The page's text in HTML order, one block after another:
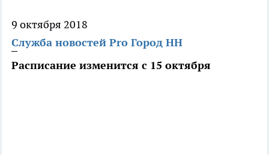
9 октября 2018
Служба новостей Pro Город НН
Расписание изменится с 15 октября